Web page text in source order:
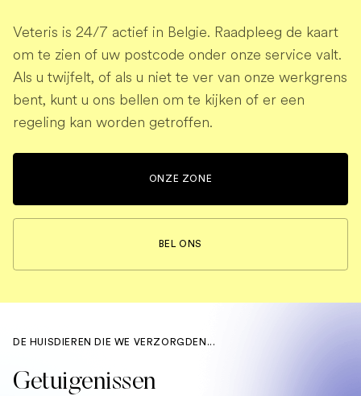
Veteris is 24/7 actief in Belgie. Raadpleeg de kaart
om te zien of uw postcode onder onze service valt.
Als u twijfelt, of als u niet te ver van onze werkgrens
bent, kunt u ons bellen om te kijken of er een
regeling kan worden getroffen.
ONZE ZONE
BEL ONS
DE HUISDIEREN DIE WE VERZORGDEN...
Getuigenissen